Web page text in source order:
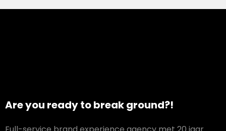
Are you ready to break ground?!